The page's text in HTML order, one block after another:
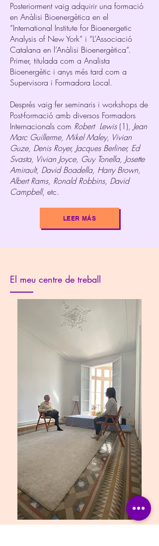
Posteriorment vaig adquirir una formació
en Anàlisi Bioenergètica en el
“International Institute for Bioenergetic
Analysis of New York” i “L’Associació
Catalana en l’Anàlisi Bioenergètica”.
Primer, titulada com a Analista
Bioenergètic i anys més tard com a
Supervisora i Formadora Local.
Després vaig fer seminaris i workshops de
Post-formació amb diversos Formadors
Internacionals com Robert Lewis (1), Jean
Marc Guillerme, Mikel Maley, Vivian
Guze, Denis Royer, Jacques Berliner, Ed
Svasta, Vivian Joyce, Guy Tonella, Josette
Amirault, David Boadella, Harry Brown,
Albert Rams, Ronald Robbins, David
Campbell, etc.
LEER MÁS
El meu centre de treball